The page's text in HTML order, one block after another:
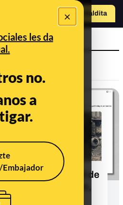
×
les da
no.
a
Embajador
Hazte Maldita
iraníes a la red de